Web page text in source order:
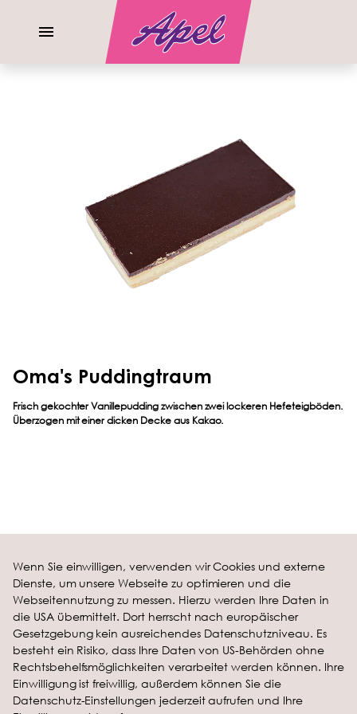
Oma's Puddingtraum
Frisch gekochter Vanillepudding zwischen zwei lockeren Hefeteigböden.
Überzogen mit einer dicken Decke aus Kakao.
Brote
Brötchen
Karriere
Stellenangebote
Kontakt
Kontakt
Standorte
Unternehmen
Tradition
Engagement
Rechtliches
Wenn Sie einwilligen, verwenden wir Cookies und externe
Dienste, um unsere Webseite zu optimieren und die
Webseitennutzung zu messen. Hierzu werden Ihre Daten in
die USA übermittelt. Dort herrscht nach europäischer
Gesetzgebung kein ausreichendes Datenschutzniveau. Es
besteht ein Risiko, dass Ihre Daten von US-Behörden ohne
Rechtsbehelfsmöglichkeiten verarbeitet werden können. Ihre
Einwilligung ist freiwillig, außerdem können Sie die
Datenschutz-Einstellungen jederzeit aufrufen und Ihre